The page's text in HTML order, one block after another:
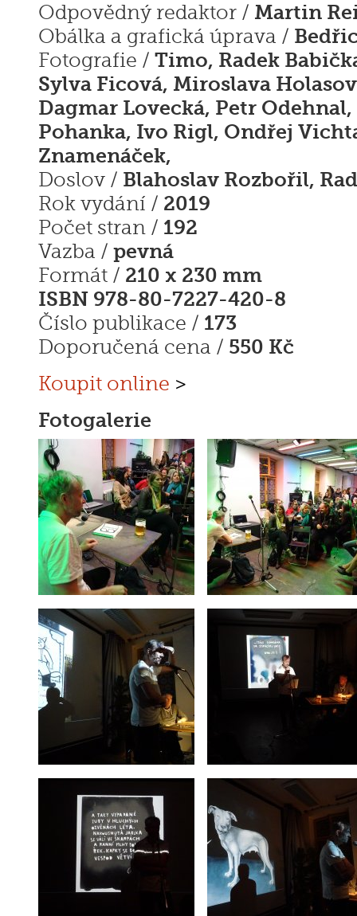
Odpovědný redaktor / Martin
Obálka a grafická úprava /
Fotografie / Timo, Radek
Sylva Ficová, Miroslava
Dagmar Lovecká, Petr
Pohanka, Ivo Rigl, Ondřej
Znamenáček,
Doslov / Blahoslav Rozbořil,
Rok vydání / 2019
Počet stran / 192
Vazba / pevná
Formát / 210 x 230 mm
ISBN 978-80-7227-420-8
Číslo publikace / 173
Doporučená cena / 550 Kč
Koupit online >
Fotogalerie